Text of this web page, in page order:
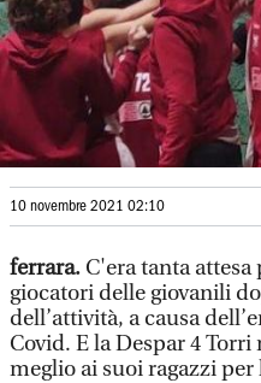
10 novembre 2021 02:10
ferrara. C'era tanta
giocatori delle giovanili
dell’attività, a causa
Covid. E la Despar 4
meglio ai suoi ragazzi